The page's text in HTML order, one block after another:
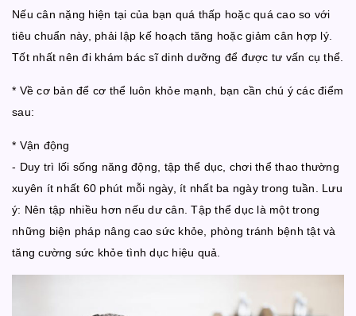
Nếu cân nặng hiện tại của bạn quá thấp hoặc quá cao so với
tiêu chuẩn này, phải lập kế hoạch tăng hoặc giảm cân hợp lý.
Tốt nhất nên đi khám bác sĩ dinh dưỡng để được tư vấn cụ thể.
* Về cơ bản để cơ thể luôn khỏe mạnh, bạn cần chú ý các điểm
sau:
* Vận động
- Duy trì lối sống năng động, tập thể dục, chơi thể thao thường
xuyên ít nhất 60 phút mỗi ngày, ít nhất ba ngày trong tuần. Lưu
ý: Nên tập nhiều hơn nếu dư cân. Tập thể dục là một trong
những biện pháp nâng cao sức khỏe, phòng tránh bệnh tật và
tăng cường sức khỏe tình dục hiệu quả.